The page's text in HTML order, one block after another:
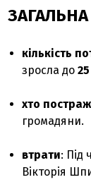
кількість
зросла до
хто
громадяни.
втрати: Під
Вікторія